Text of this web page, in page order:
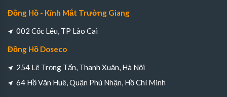
Đồng Hồ - Kính Mắt Trường Giang
002 Cốc Lếu, TP Lào Cai
Đồng Hồ Doseco
254 Lê Trọng Tấn, Thanh Xuân, Hà Nội
64 Hồ Văn Huê, Quận Phú Nhận, Hồ Chí Minh